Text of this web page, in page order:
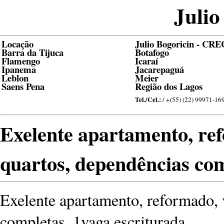
Locação Julio Bogoricin -
Barra da Tijuca Botafogo
Flamengo Icaraí
Ipanema Jacarepaguá
Leblon Meier
Saens Pena Região dos Lagos
Tel./Cel.:/ +(55) (22) 99971-
Exelente apartamento,
quartos, dependências
Exelente apartamento,